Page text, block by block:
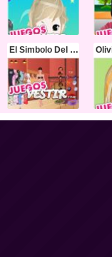
El Simbolo Del Japon